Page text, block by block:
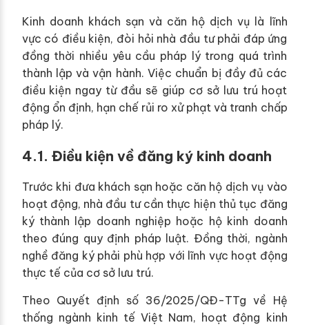
Kinh doanh khách sạn và căn hộ dịch vụ là lĩnh
vực có điều kiện, đòi hỏi nhà đầu tư phải đáp ứng
đồng thời nhiều yêu cầu pháp lý trong quá trình
thành lập và vận hành. Việc chuẩn bị đầy đủ các
điều kiện ngay từ đầu sẽ giúp cơ sở lưu trú hoạt
động ổn định, hạn chế rủi ro xử phạt và tranh chấp
pháp lý.
4.1. Điều kiện về đăng ký kinh doanh
Trước khi đưa khách sạn hoặc căn hộ dịch vụ vào
hoạt động, nhà đầu tư cần thực hiện thủ tục đăng
ký thành lập doanh nghiệp hoặc hộ kinh doanh
theo đúng quy định pháp luật. Đồng thời, ngành
nghề đăng ký phải phù hợp với lĩnh vực hoạt động
thực tế của cơ sở lưu trú.
Theo Quyết định số 36/2025/QĐ-TTg về Hệ
thống ngành kinh tế Việt Nam, hoạt động kinh